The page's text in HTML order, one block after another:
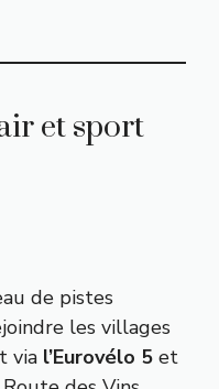
et sport
de pistes
les villages
via l’Eurovélo 5 et